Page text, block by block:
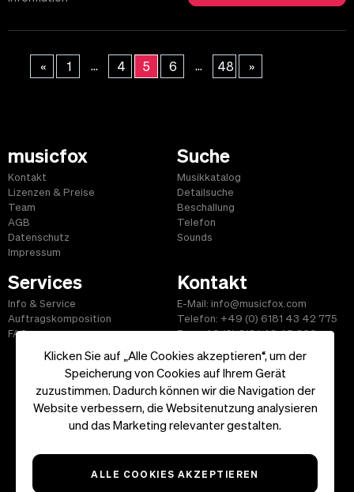
Klicken Sie auf „Alle Cookies akzeptieren“, um der
Speicherung von Cookies auf Ihrem Gerät
zuzustimmen. Dadurch können wir die Navigation der
Website verbessern, die Websitenutzung analysieren
und das Marketing relevanter gestalten.
ALLE COOKIES AKZEPTIEREN
« 1 ... 4 5 6 ... 48 »
musicfox
Kontakt
Lizenzen & Preise
Team
AGB
Datenschutz
Impressum
Suche
Musikkatalog
Detailsuche
Beschallung
Telefon
Sounds
Services
Info & Service
Auftragskomposition
FAQ
Kontakt
E-Mail: info@musicfox.com
Telefon: +49 (0) 6181 43 42 775
Fax: +49 (0) 6181 43 45 609
Start|Informationen|AGB|Kontakt
Copyright ©2026 musicfox.com - Gemafreie Musik. All Rights